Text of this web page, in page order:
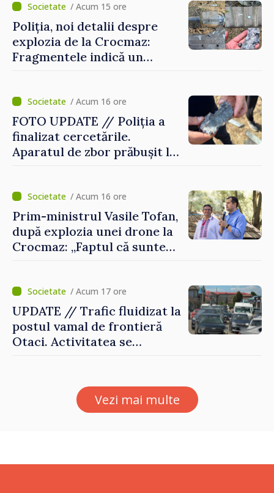
/ Acum 15 ore
Poliția, noi detalii despre
explozia de la Crocmaz:
Fragmentele indică un
/ Acum 16 ore
FOTO UPDATE // Poliția a
finalizat cercetările.
Aparatul de zbor prăbușit la
/ Acum 16 ore
Prim-ministrul Vasile Tofan,
după explozia unei drone la
Crocmaz: „Faptul că suntem
/ Acum 17 ore
UPDATE // Trafic fluidizat la
postul vamal de frontieră
Otaci. Activitatea se
Vezi mai multe